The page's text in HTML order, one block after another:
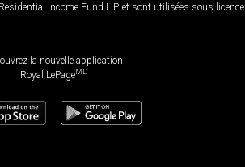
Income Fund L.P. et sont utilisées sous
la nouvelle application
Royal LePageMD